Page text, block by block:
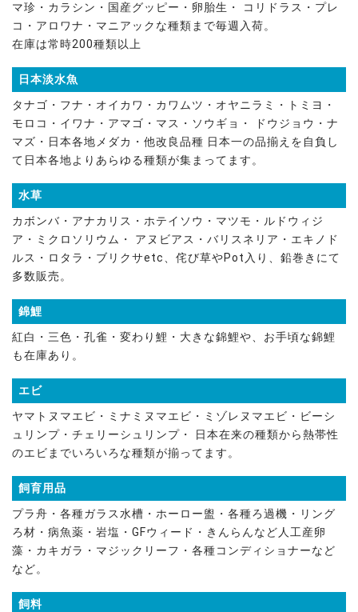
マ珍・カラシン・国産グッピー・卵胎生・ コリドラス・プレ
コ・アロワナ・マニアックな種類まで毎週入荷。
在庫は常時200種類以上
日本淡水魚
タナゴ・フナ・オイカワ・カワムツ・オヤニラミ・トミヨ・
モロコ・イワナ・アマゴ・マス・ソウギョ・ ドウジョウ・ナ
マズ・日本各地メダカ・他改良品種 日本一の品揃えを自負し
て日本各地よりあらゆる種類が集まってます。
水草
カボンバ・アナカリス・ホテイソウ・マツモ・ルドウィジ
ア・ミクロソリウム・ アヌビアス・バリスネリア・エキノド
ルス・ロタラ・ブリクサetc、侘び草やPot入り、鉛巻きにて
多数販売。
錦鯉
紅白・三色・孔雀・変わり鯉・大きな錦鯉や、お手頃な錦鯉
も在庫あり。
エビ
ヤマトヌマエビ・ミナミヌマエビ・ミゾレヌマエビ・ビーシ
ュリンプ・チェリーシュリンプ・ 日本在来の種類から熱帯性
のエビまでいろいろな種類が揃ってます。
飼育用品
プラ舟・各種ガラス水槽・ホーロー盥・各種ろ過機・リング
ろ材・病魚薬・岩塩・GFウィード・きんらんなど人工産卵
藻・カキガラ・マジックリーフ・各種コンディショナーなど
など。
飼料